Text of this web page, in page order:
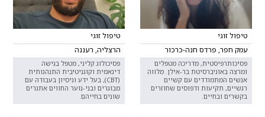
טיפול זוגי
עמק חפר, פרדס חנה-כרכור
פסיכותרפיסטית, מדריכה מטפלים
ומרצה באוניברסיטת בר-אילן. מלווה
אנשים המתמודדים עם קשיים
רגשיים, תקיעות ודפוסים שחוזרים
בקשרים ובחיים.
טיפול זוגי
הרצליה, רעננה
פסיכולוג קליני, מטפל בגישה
דינאמית וקוגניטיבית התנהגותית
(CBT), בעל ידע וניסיון בעבודה עם
מבוגרים ובני-נוער החווים אתגרים
שונים בחייהם.